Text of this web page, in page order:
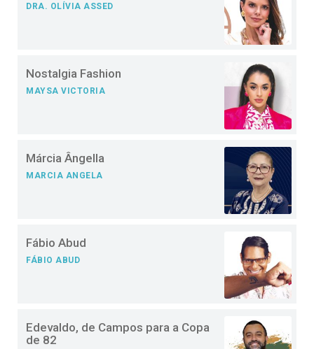
DRA. OLÍVIA ASSED
Nostalgia Fashion
MAYSA VICTORIA
Márcia Ângella
MARCIA ANGELA
Fábio Abud
FÁBIO ABUD
Edevaldo, de Campos para a Copa
de 82